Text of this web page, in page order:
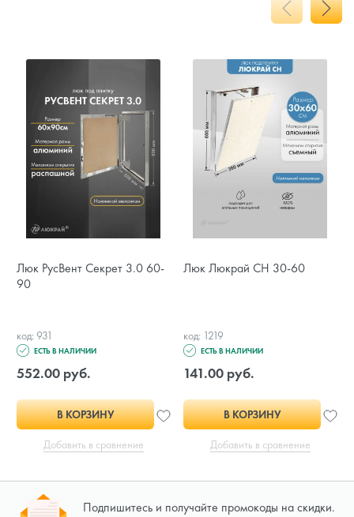
Люк РусВент Секрет 3.0 60-
90
код: 931
ЕСТЬ В НАЛИЧИИ
552.00 руб.
В КОРЗИНУ
Добавить в сравнение
Люк Люкрай СН 30-60
код: 1219
ЕСТЬ В НАЛИЧИИ
141.00 руб.
В КОРЗИНУ
Добавить в сравнение
Подпишитесь и получайте промокоды на скидки.